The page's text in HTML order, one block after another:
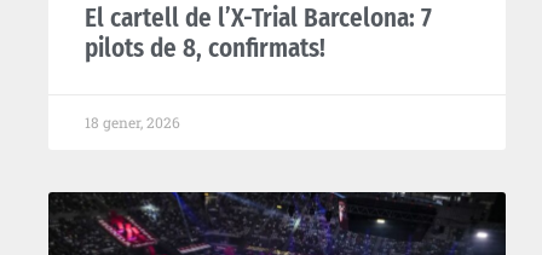
El cartell de l’X-Trial Barcelona: 7
pilots de 8, confirmats!
18 gener, 2026